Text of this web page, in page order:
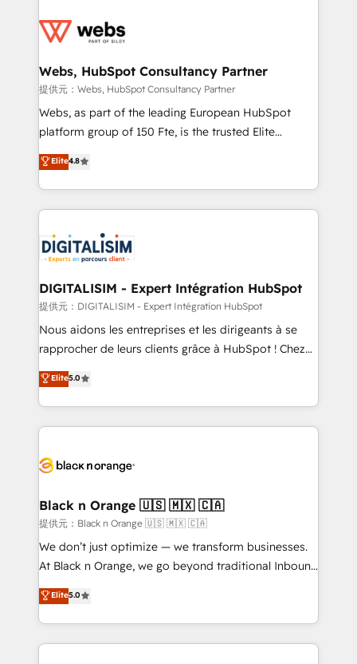
get more from your investment in HubSpot.
www.bbdboom.com
for driving growth. They are committed to helping
their unique business needs. We are thrilled to have
Blue Frog in the HubSpot ecosystem leading the
way for customers!" - Yamini Rangan, CEO of
HubSpot “Our experience with the team at Blue Frog
of experience and quality of skilled staff has earned
them a trusted reputation within the HubSpot
clients.” - Brian Garvey, VP, Solutions Partner
Program, HubSpot.
Webs, HubSpot Consultancy Partner
提供元：Webs, HubSpot Consultancy Partner
Webs, as part of the leading European HubSpot
platform group of 150 Fte, is the trusted Elite
HubSpot CRM Partner offering you a roadmap on
maximizing EBITDA and achieving Commercial
Excellence. With our targeted processes, we
strengthen your digital transformation and minimize
Implementation partner, we provide expertise to
drive your business forward. Since 2015 we are fully
dedicated to HubSpot and with an experienced
team (50+), we work with reputable companies in
B2B sectors such as manufacturing, SaaS and
business services. We prepare a customized
impact of your digital transformation, including a
detailed financial rationale with a focus on ROI and
embark on a transformational journey that sets your
business up for long-term success. Unlock your
business. If not now, when?
Elite4.8
DIGITALISIM - Expert Intégration HubSpot
提供元：DIGITALISIM - Expert Intégration HubSpot
Nous aidons les entreprises et les dirigeants à se
rapprocher de leurs clients grâce à HubSpot ! Chez
DIGITALISIM, nous avons l'intime conviction que la
réussite des entreprises passe par l’innovation web,
le marketing digital, et la relation client ! C'est
pourquoi, nos experts sont à la fois capables de
référencement, votre stratégie digitale et le pilotage
projet HubSpot avec DIGITALISIM : 🧽 Nettoyage,
migration et intégration des bases de données. 🚀
Développement des interfaces avec vos logiciels
métiers ⚙️ Configuration de la plateforme HubSpot
Book Process & Guidelines utilisateurs 🎓
Formations des utilisateurs
Elite5.0
Black n Orange 🇺🇸 🇲🇽 🇨🇦
提供元：Black n Orange 🇺🇸 🇲🇽 🇨🇦
We don’t just optimize — we transform businesses.
At Black n Orange, we go beyond traditional Inbound
Marketing with our exclusive methodologies:
BOOMS and BOOST. Together, they form a powerful
combination that has driven success for over 800
businesses worldwide. As Elite HubSpot Partners, we
Elite5.0